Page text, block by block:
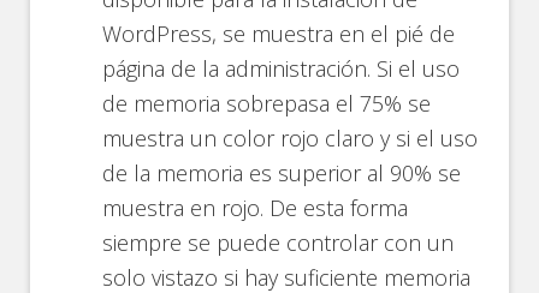
WordPress, se muestra en el pié de
página de la administración. Si el uso
de memoria sobrepasa el 75% se
muestra un color rojo claro y si el uso
de la memoria es superior al 90% se
muestra en rojo. De esta forma
siempre se puede controlar con un
solo vistazo si hay suficiente memoria